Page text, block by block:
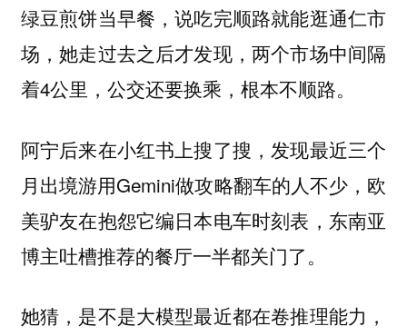
绿豆煎饼当早餐，说吃完顺路就能逛通仁市
场，她走过去之后才发现，两个市场中间隔
着4公里，公交还要换乘，根本不顺路。
阿宁后来在小红书上搜了搜，发现最近三个
月出境游用Gemini做攻略翻车的人不少，欧
美驴友在抱怨它编日本电车时刻表，东南亚
博主吐槽推荐的餐厅一半都关门了。
她猜，是不是大模型最近都在卷推理能力，